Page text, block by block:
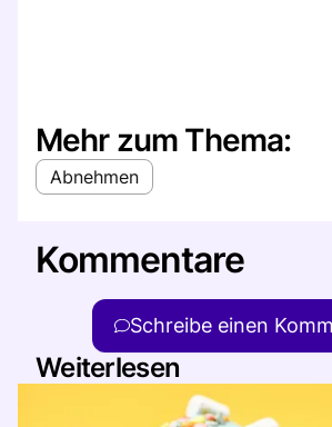
Mehr zum Thema:
Abnehmen
Kommentare
Schreibe einen
Weiterlesen